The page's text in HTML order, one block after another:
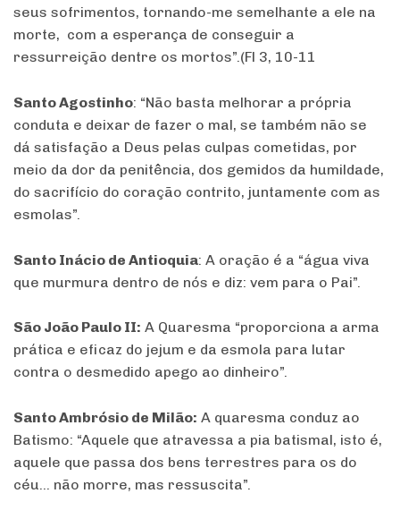
seus sofrimentos, tornando-me semelhante a ele na
morte, com a esperança de conseguir a
ressurreição dentre os mortos”.(Fl 3, 10-11
Santo Agostinho: “Não basta melhorar a própria
conduta e deixar de fazer o mal, se também não se
dá satisfação a Deus pelas culpas cometidas, por
meio da dor da penitência, dos gemidos da humildade,
do sacrifício do coração contrito, juntamente com as
esmolas”.
Santo Inácio de Antioquia: A oração é a “água viva
que murmura dentro de nós e diz: vem para o Pai”.
São João Paulo II: A Quaresma “proporciona a arma
prática e eficaz do jejum e da esmola para lutar
contra o desmedido apego ao dinheiro”.
Santo Ambrósio de Milão: A quaresma conduz ao
Batismo: “Aquele que atravessa a pia batismal, isto é,
aquele que passa dos bens terrestres para os do
céu… não morre, mas ressuscita”.